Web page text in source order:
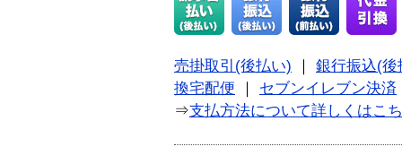
売掛取引(後払い)
銀行振込(後
換宅配便
セブンイレブン決済
⇒支払方法について詳しくはこ